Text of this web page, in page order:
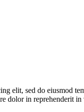
elit, sed do eiusmod
dolor in reprehenderit